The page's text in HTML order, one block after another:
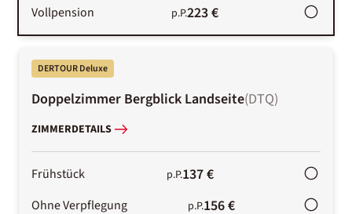
Vollpension p.P.223 €
DERTOUR Deluxe
Doppelzimmer Bergblick Landseite(DTQ)
ZIMMERDETAILS
Frühstück p.P.137 €
Ohne Verpflegung p.P.156 €